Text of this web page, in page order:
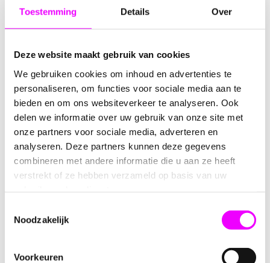
Toestemming Details Over
Deze website maakt gebruik van cookies
We gebruiken cookies om inhoud en advertenties te
personaliseren, om functies voor sociale media aan te
bieden en om ons websiteverkeer te analyseren. Ook
delen we informatie over uw gebruik van onze site met
onze partners voor sociale media, adverteren en
analyseren. Deze partners kunnen deze gegevens
combineren met andere informatie die u aan ze heeft
verstrekt of ze hebben verzameld op basis van uw
Noodzakelijk
Voorkeuren
herkenbaar ontwerp met noppen en is stapelbaar,
waardoor kinderen de doosjes kunnen combineren en
opstapelen. Dat maakt dit doosje niet alleen leuk om uit
afloop van het feestje.
Veel ouders zoeken dit type doosje alslego traktatie
kubus
lego snoepdoosje
, vanwege het herkenbare
bouwblok ontwerp. Dit doosje is een merk-neutraal
bouwblok snoepdoosje dat perfect past bij een
traktatie in bouwsteenstijl.
Met een compact formaat van ca.5 × 5 × 5,5 cmis dit
doosje ideaal om te vullen met snoepjes, rozijntjes, fruit
Waarom dit blauwe bouwblok doosje zo